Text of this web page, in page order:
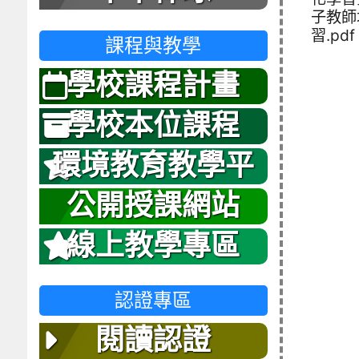
子教
習.pdf
課程與教學
學校課程計畫
學校本位課程
環境教育教學平
台
公開授課網站
線上教學專區
認證專區
閱讀認證